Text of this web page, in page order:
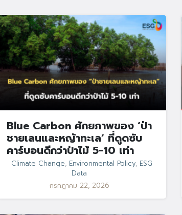
Blue Carbon ศักยภาพของ ‘ป่า
ชายเลนและหญ้าทะเล’ ที่ดูดซับ
คาร์บอนดีกว่าป่าไม้ 5-10 เท่า
Climate Change, Environmental Policy, ESG
Data
กรกฎาคม 22, 2026